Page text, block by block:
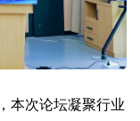
本次论坛凝聚行业